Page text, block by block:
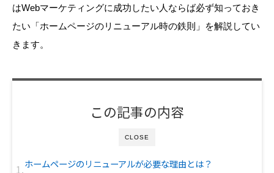
はWebマーケティングに成功したい人ならば必ず知っておき
たい「ホームページのリニューアル時の鉄則」を解説してい
きます。
CLOSE
この記事の内容
ホームページのリニューアルが必要な理由とは？